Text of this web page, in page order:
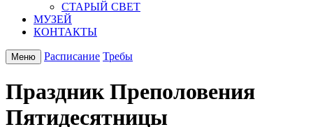
СТАРЫЙ СВЕТ
МУЗЕЙ
КОНТАКТЫ
Меню Расписание Требы
Праздник Преполовения
Пятидесятницы